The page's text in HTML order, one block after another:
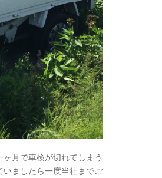
月で車検が切れてしまう
ましたら一度当社までご